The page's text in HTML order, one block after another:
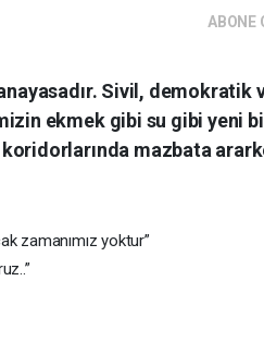
ABONE
Sivil, demokratik
ekmek gibi su gibi yeni
mazbata
zamanımız yoktur”